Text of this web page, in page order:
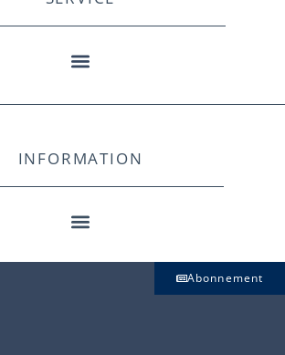
INFORMATION
Abonnement